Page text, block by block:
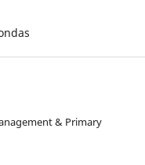
& Primary